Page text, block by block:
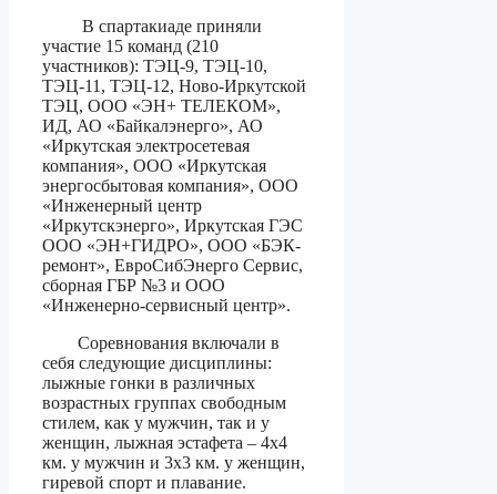
В спартакиаде приняли
участие 15 команд (210
участников): ТЭЦ-9, ТЭЦ-10,
ТЭЦ-11, ТЭЦ-12, Ново-Иркутской
ТЭЦ, ООО «ЭН+ ТЕЛЕКОМ»,
ИД, АО «Байкалэнерго», АО
«Иркутская электросетевая
компания», ООО «Иркутская
энергосбытовая компания», ООО
«Инженерный центр
«Иркутскэнерго», Иркутская ГЭС
ООО «ЭН+ГИДРО», ООО «БЭК-
ремонт», ЕвроСибЭнерго Сервис,
сборная ГБР №3 и ООО
«Инженерно-сервисный центр».
Соревнования включали в
себя следующие дисциплины:
лыжные гонки в различных
возрастных группах свободным
стилем, как у мужчин, так и у
женщин, лыжная эстафета – 4х4
км. у мужчин и 3х3 км. у женщин,
гиревой спорт и плавание.